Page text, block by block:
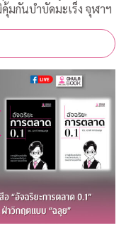
มกันบำบัดมะเร็ง จุฬาฯ